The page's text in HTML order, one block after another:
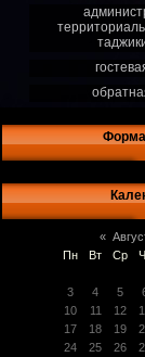
«
Пн
Вт Ср
3
4 5
10
11 12
17
18 19
24
25 26